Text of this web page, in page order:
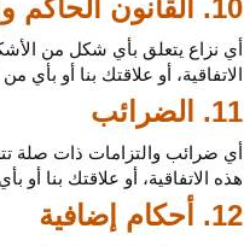
10. القانون الحاكم والمنازعات
أي نزاع يتعلق بأي شكل من
الاتفاقية، أو علاقتك بنا أو
11. الضرائب
أي ضرائب والتزامات ذات صلة
هذه الاتفاقية، أو علاقتك بنا
12. أحكام إضافية